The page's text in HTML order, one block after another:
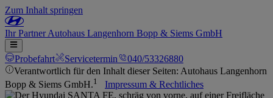
Zum Inhalt springen
IhrPartnerAutohaus Langenhorn Bopp & Siems GmbH
Probefahrt Servicetermin
040/53326880
Verantwortlich für den Inhalt dieser Seiten: Autohaus Langenhorn
Bopp & Siems GmbH.1 Impressum & Rechtliches